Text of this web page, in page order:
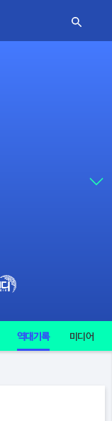
역대기록 미디어